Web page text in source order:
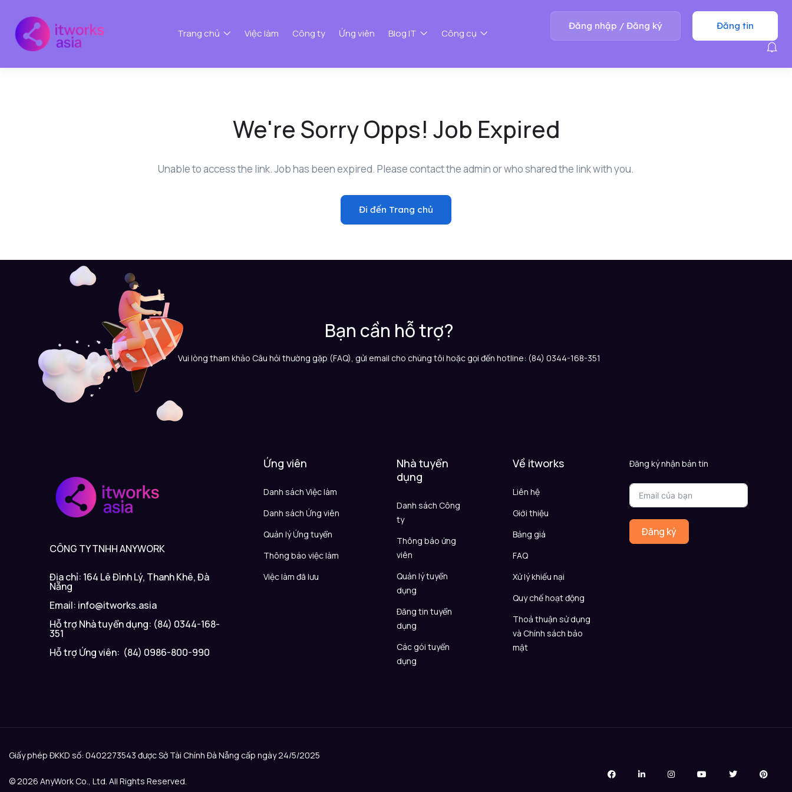
Trang chủ Việc làm Công ty Ứng viên Blog IT Công cụ
Đăng nhập / Đăng ký Đăng tin
We're Sorry Opps! Job Expired
Unable to access the link. Job has been expired. Please contact the admin or who shared the link with you.
Đi đến Trang chủ
Bạn cần hỗ trợ?
Vui lòng tham khảo Câu hỏi thường gặp (FAQ), gửi email cho chúng tôi hoặc gọi đến hotline: (84) 0344-168-351
CÔNG TY TNHH ANYWORK
Địa chỉ: 164 Lê Đình Lý, Thanh Khê, Đà
Nẵng
Email: info@itworks.asia
Hỗ trợ Nhà tuyển dụng: (84) 0344-168-
351
Hỗ trợ Ứng viên: (84) 0986-800-990
Ứng viên
Danh sách Việc làm
Danh sách Ứng viên
Quản lý Ứng tuyển
Thông báo việc làm
Việc làm đã lưu
Nhà tuyển
dụng
Danh sách Công
ty
Thông báo ứng
viên
Quản lý tuyển
dụng
Đăng tin tuyển
dụng
Các gói tuyển
dụng
Về itworks
Liên hệ
Giới thiệu
Bảng giá
FAQ
Xử lý khiếu nại
Quy chế hoạt động
Thoả thuận sử dụng
và Chính sách bảo
mật
Đăng ký nhận bản tin
Đăng ký
Giấy phép ĐKKD số: 0402273543 được Sở Tài Chính Đà Nẵng cấp ngày 24/5/2025
© 2026 AnyWork Co., Ltd. All Rights Reserved.